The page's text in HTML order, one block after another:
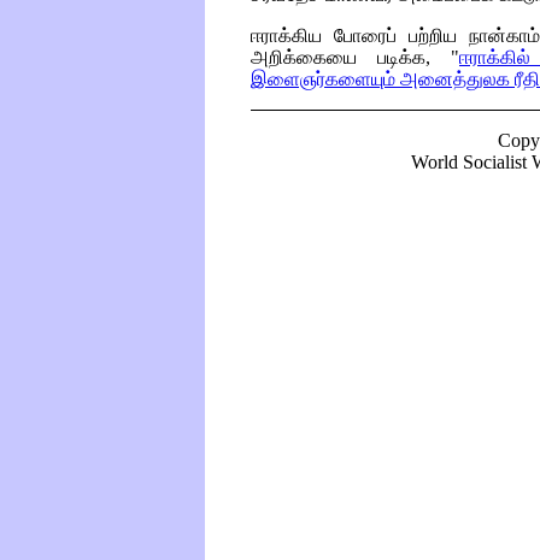
ஈராக்கிய போரைப் பற்றிய
அறிக்கையை படிக்க, "
இளைஞர்களையும் அனைத்துலக
World Socialist